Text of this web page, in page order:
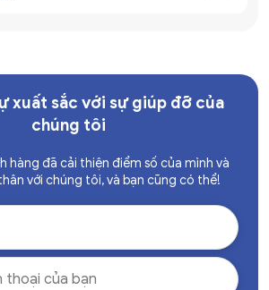
xuất sắc với sự giúp đỡ của
chúng tôi
hàng đã cải thiện điểm số của mình và
với chúng tôi, và bạn cũng có thể!